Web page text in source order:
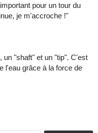
pour un tour du
je m'accroche !"
un "shaft" et un "tip". C'est
l'eau grâce à la force de